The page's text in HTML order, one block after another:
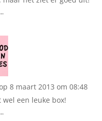
8 maart 2013 om 08:48
wel een leuke box!